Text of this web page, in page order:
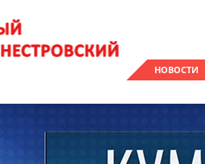
НОВОСТИ